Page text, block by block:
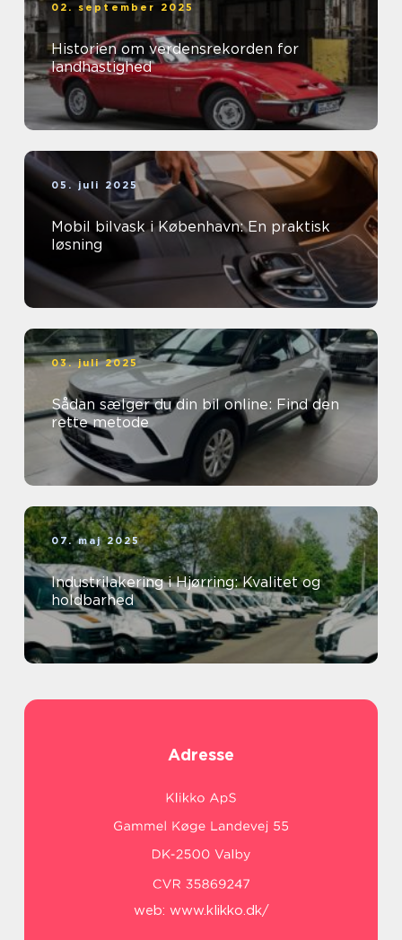
02. september 2025
Historien om verdensrekorden for
landhastighed
05. juli 2025
Mobil bilvask i København: En praktisk
løsning
03. juli 2025
Sådan sælger du din bil online: Find den
rette metode
07. maj 2025
Industrilakering i Hjørring: Kvalitet og
holdbarhed
Adresse
web: www.klikko.dk/